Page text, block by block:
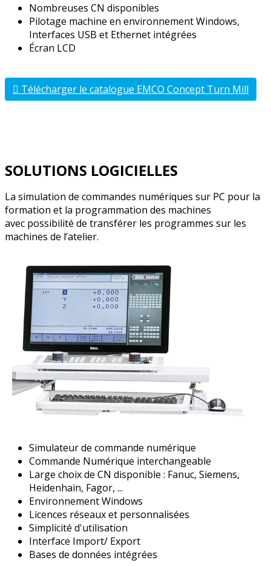
Nombreuses CN disponibles
Pilotage machine en environnement Windows,
Interfaces USB et Ethernet intégrées
Écran LCD
Télécharger le catalogue EMCO Concept Turn Mill
SOLUTIONS LOGICIELLES
La simulation de commandes numériques sur PC pour la
formation et la programmation des machines
avec possibilité de transférer les programmes sur les
machines de l’atelier.
Simulateur de commande numérique
Commande Numérique interchangeable
Large choix de CN disponible : Fanuc, Siemens,
Heidenhain, Fagor, ...
Environnement Windows
Licences réseaux et personnalisées
Simplicité d'utilisation
Interface Import/ Export
Bases de données intégrées